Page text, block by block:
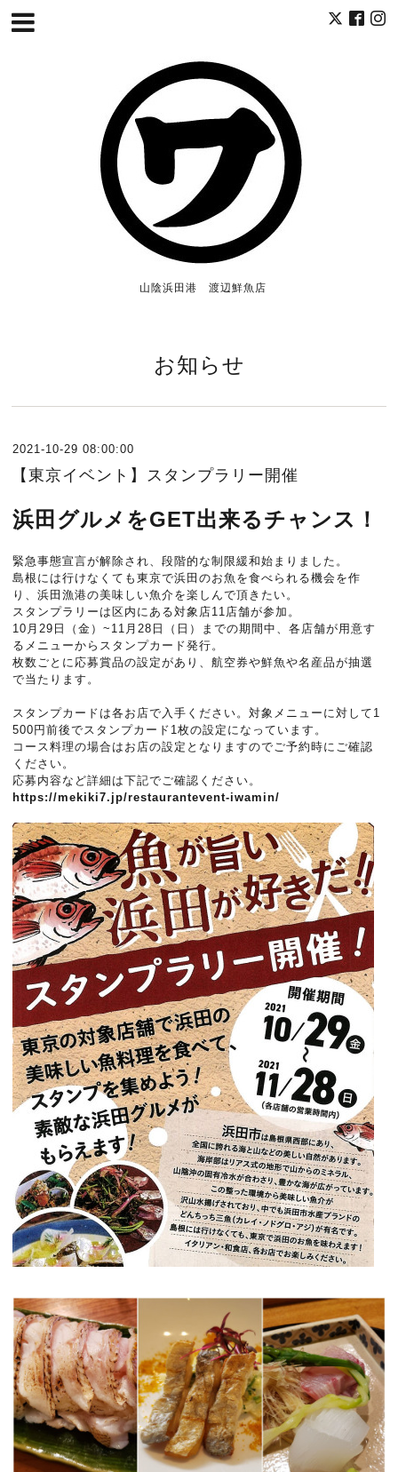
山陰浜田港 渡辺鮮魚店
お知らせ
2021-10-29 08:00:00
【東京イベント】スタンプラリー開催
浜田グルメをGET出来るチャンス！
緊急事態宣言が解除され、段階的な制限緩和始まりました。
島根には行けなくても東京で浜田のお魚を食べられる機会を作
り、浜田漁港の美味しい魚介を楽しんで頂きたい。
スタンプラリーは区内にある対象店11店舗が参加。
10月29日（金）~11月28日（日）までの期間中、各店舗が用意す
るメニューからスタンプカード発行。
枚数ごとに応募賞品の設定があり、航空券や鮮魚や名産品が抽選
で当たります。
スタンプカードは各お店で入手ください。対象メニューに対して1
500円前後でスタンプカード1枚の設定になっています。
コース料理の場合はお店の設定となりますのでご予約時にご確認
ください。
応募内容など詳細は下記でご確認ください。
https://mekiki7.jp/restaurantevent-iwamin/